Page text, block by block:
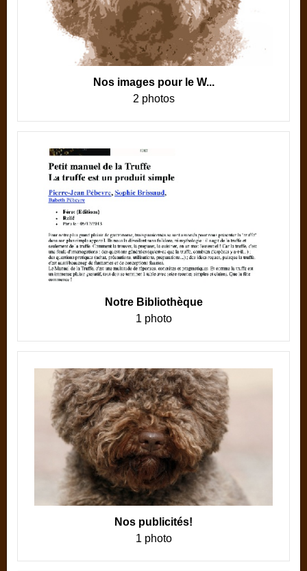
Nos images pour le W...
2 photos
Notre Bibliothèque
1 photo
Nos publicités!
1 photo